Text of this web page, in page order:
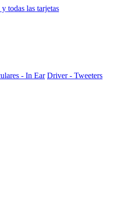
todas las tarjetas
- In Ear Driver - Tweeters